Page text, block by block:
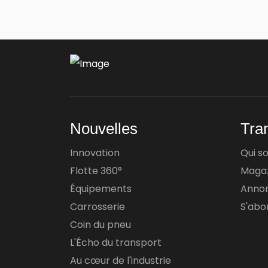
Jul
Le
Nouvelles
Innovation
Flotte 360°
Équipements
Carrosserie
Coin du pneu
L'Écho du transport
Au cœur de l'industrie
Qui